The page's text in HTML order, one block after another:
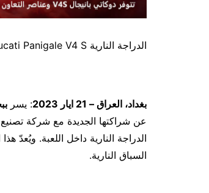
الدراجة النارية Ducati Panigale V4 S تصل إلى ببجي موبايل اليوم مع معدات دوكاتي الأنيقة داخل اللعبة
بغداد، العراق – 21 ايار 2023 : يسر
عن شراكتها الجديدة مع شركة تصنيع
الدراجة النارية داخل اللعبة. ويُعدّ
السباق النارية.